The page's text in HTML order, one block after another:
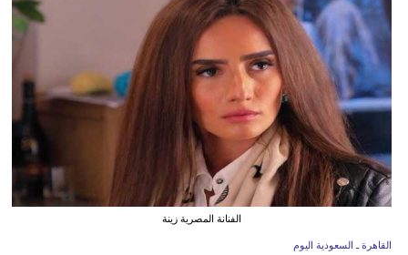
سياحة
وسفر
ديكور
أخبار
إعلام
تعليم
الفنانة المصرية زينة
القاهرة ـ السعودية اليوم